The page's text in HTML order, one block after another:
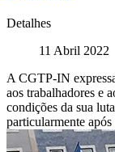
Detalhes
11 Abril 2022
A CGTP-IN
aos trabalhadores e
condições da sua
particularmente após